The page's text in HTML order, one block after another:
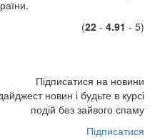
(22 - 4.91 - 5)
Підписатися на новини
новин і будьте в курсі
подій без зайвого спаму
Підписатися